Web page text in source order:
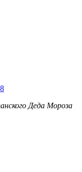
Деда Мороза